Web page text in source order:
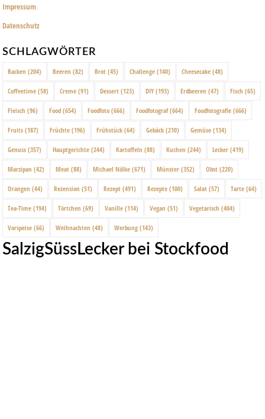
Impressum
Datenschutz
SCHLAGWÖRTER
Backen (204) Beeren (82) Brot (45) Challenge (140) Cheesecake (48)
Coffeetime (58) Creme (91) Dessert (123) DIY (193) Erdbeeren (47) Fisch (65)
Fleisch (96) Food (654) Foodfoto (666) Foodfotograf(664) Foodfotografie (666)
Fruits (187) Früchte (196) Frühstück (64) Gebäck (210) Gemüse (134)
Genuss (357) Hauptgerichte (244) Kartoffeln (88) Kuchen (244) Lecker (419)
Marzipan (42) Meat (88) Michael Nölke (671) Münster (352) Obst (220)
Orangen (44) Rezension (51) Rezept (491) Rezepte (100) Salat (57) Tarte (64)
Tea-Time (194) Törtchen (69) Vanille (114) Vegan (51) Vegetarisch (404)
Vorspeise (66) Weihnachten (48) Werbung (143)
SalzigSüssLecker bei Stockfood